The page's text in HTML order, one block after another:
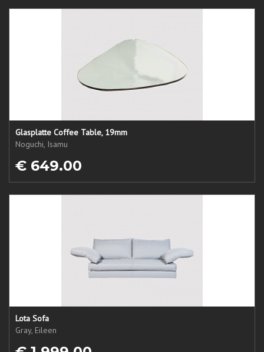
Glasplatte Coffee Table, 19mm
Noguchi, Isamu
€ 649.00
Lota Sofa
Gray, Eileen